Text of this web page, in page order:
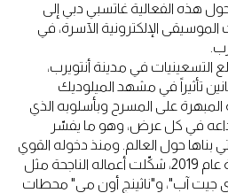
هذه الفعالية غاتسبي دبي إلى
الإلكترونية الآسرة، في
في مدينة أنتويرب،
تأثيراً في مشهد الميلوديك
على المسرح وبأسلوبه الذي
في كل عرض، وهو ما يفسّر
بناها حول العالم. ومنذ دخوله القوي
لساحة الموسيقى الإلكترونية عام 2019، شكّلت أعماله الناجحة مثل
جيت آب"، و"ناثينج أون مي" محطات